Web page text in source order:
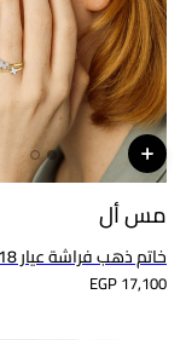
مس أل
خاتم ذهب فراشة عيار 18 قيراط
EGP 17,100